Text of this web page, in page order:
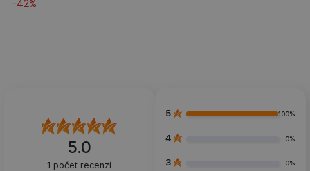
-42%
5.0
1 počet recenzí
5 100%
4 0%
3 0%